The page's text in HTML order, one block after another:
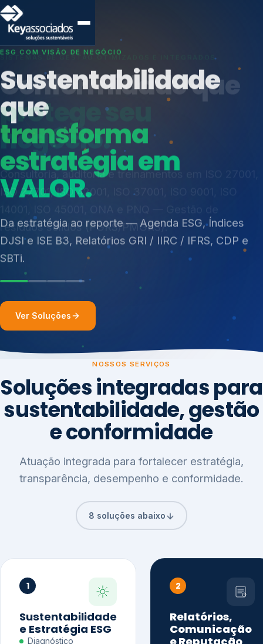
SISTEMAS DE GESTÃO OTIMIZADOS E INTEGRADOS
Conformidade que
protege seu
negócio.
Consultoria, auditoria e treinamentos em ISO 27001,
ISO 27701, ISO 42001, ISO 37001, ISO 9001, ISO
resíduos sólidos (PGRS/PMGRS).
Índices de Mercado
Mudanças Climáticas
Reputação e Cadeia
Reporte Regulatório
Ver Soluções
NOSSOS SERVIÇOS
Soluções integradas para
sustentabilidade, gestão
e conformidade
Atuação integrada para fortalecer estratégia,
transparência, desempenho e conformidade.
8 soluções abaixo
1
Sustentabilidade
e Estratégia ESG
Diagnóstico
2
Relatórios,
Comunicação